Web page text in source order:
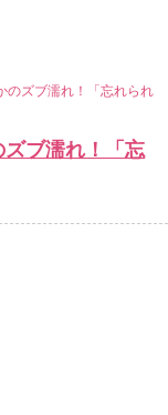
のズブ濡れ！「忘れられ
ブ濡れ！「忘